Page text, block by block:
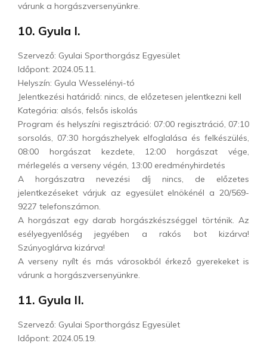
várunk a horgászversenyünkre.
10. Gyula I.
Szervező: Gyulai Sporthorgász Egyesület
Időpont: 2024.05.11.
Helyszín: Gyula Wesselényi-tó
Jelentkezési határidő: nincs, de előzetesen jelentkezni kell
Kategória: alsós, felsős iskolás
Program és helyszíni regisztráció: 07:00 regisztráció, 07:10
sorsolás, 07:30 horgászhelyek elfoglalása és felkészülés,
08:00 horgászat kezdete, 12:00 horgászat vége,
mérlegelés a verseny végén, 13:00 eredményhirdetés
A horgászatra nevezési díj nincs, de előzetes
jelentkezéseket várjuk az egyesület elnökénél a 20/569-
9227 telefonszámon.
A horgászat egy darab horgászkészséggel történik. Az
esélyegyenlőség jegyében a rakós bot kizárva!
Szúnyoglárva kizárva!
A verseny nyílt és más városokból érkező gyerekeket is
várunk a horgászversenyünkre.
11. Gyula II.
Szervező: Gyulai Sporthorgász Egyesület
Időpont: 2024.05.19.